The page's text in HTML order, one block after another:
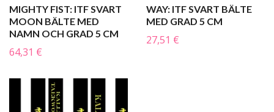
MIGHTY FIST: ITF SVART
MOON BÄLTE MED
NAMN OCH GRAD 5 CM
64,31 €
WAY: ITF SVART BÄLTE
MED GRAD 5 CM
27,51 €